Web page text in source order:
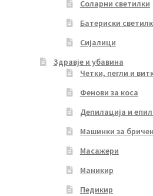
Соларни светилки
Батериски
Сијалици
Здравје и убавина
Четки, пегли и
Фенови за коса
Депилација и
Машинки за
Масажери
Маникир
Педикир